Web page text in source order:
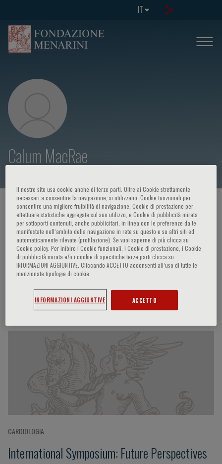
IT
Calum MacRae
HOME PAGE / CORSI ED EVENTI / RELATORE
Calum MacRae
Partecipazioni del relatore
CARDIOLOGIA
International Symposium: Future Perspectives
Il nostro sito usa cookie anche di terze parti. Oltre ai Cookie strettamente
necessari a consentire la navigazione, si utilizzano, Cookie funzionali per
consentire una migliore fruibilità di navigazione, Cookie di prestazione per
effettuare statistiche aggregate sul suo utilizzo, e Cookie di pubblicità mirata
per sottoporti contenuti, anche pubblicitari, in linea con le preferenze da te
manifestate nell‘ambito della navigazione in rete su questo e su altri siti ed
automaticamente rilevate (profilazione). Se vuoi saperne di più clicca su
Cookie policy. Per inibire i Cookie funzionali, i Cookie di prestazione, i Cookie
di pubblicità mirata e/o i cookie di specifiche terze parti clicca su
INFORMAZIONI AGGIUNTIVE. Cliccando ACCETTO acconsenti all’uso di tutte le
menzionate tipologie di cookie.
INFORMAZIONI AGGIUNTIVE ACCETTO